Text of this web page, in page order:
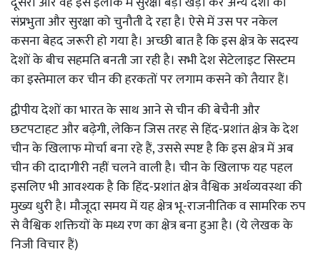
संप्रभुता और सुरक्षा को चुनौती दे रहा है। ऐसे में उस पर नकेल
कसना बेहद जरूरी हो गया है। अच्छी बात है कि इस क्षेत्र के सदस्य
देशों के बीच सहमति बनती जा रही है। सभी देश सेटेलाइट सिस्टम
का इस्तेमाल कर चीन की हरकतों पर लगाम कसने को तैयार हैं।
द्वीपीय देशों का भारत के साथ आने से चीन की बेचैनी और
छटपटाहट और बढ़ेगी, लेकिन जिस तरह से हिंद-प्रशांत क्षेत्र के देश
चीन के खिलाफ मोर्चा बना रहे हैं, उससे स्पष्ट है कि इस क्षेत्र में अब
चीन की दादागीरी नहीं चलने वाली है। चीन के खिलाफ यह पहल
इसलिए भी आवश्यक है कि हिंद-प्रशांत क्षेत्र वैश्विक अर्थव्यवस्था की
मुख्य धुरी है। मौजूदा समय में यह क्षेत्र भू-राजनीतिक व सामरिक रुप
से वैश्विक शक्तियों के मध्य रण का क्षेत्र बना हुआ है। (ये लेखक के
निजी विचार हैं)